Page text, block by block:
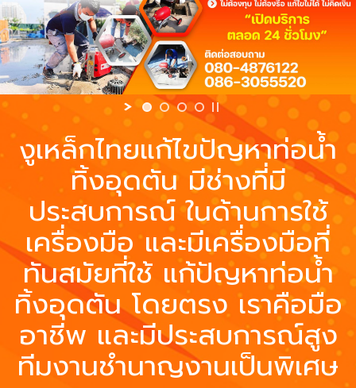
งูเหล็กไทยแก้ไขปัญหาท่อน้ำ
ทิ้งอุดตัน มีช่างที่มี
ประสบการณ์ ในด้านการใช้
เครื่องมือ และมีเครื่องมือที่
ทันสมัยที่ใช้ แก้ปัญหาท่อน้ำ
ทิ้งอุดตัน โดยตรง เราคือมือ
อาชีพ และมีประสบการณ์สูง
ทีมงานชำนาญงานเป็นพิเศษ